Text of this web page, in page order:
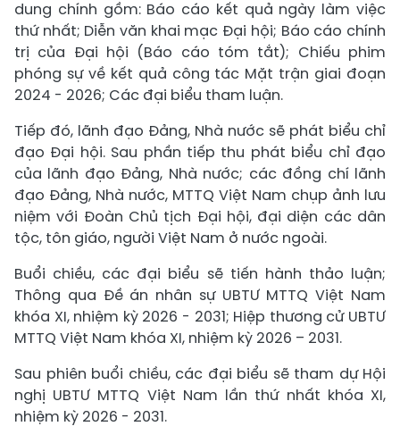
dung chính gồm: Báo cáo kết quả ngày làm việc
thứ nhất; Diễn văn khai mạc Đại hội; Báo cáo chính
trị của Đại hội (Báo cáo tóm tắt); Chiếu phim
phóng sự về kết quả công tác Mặt trận giai đoạn
2024 - 2026; Các đại biểu tham luận.
Tiếp đó, lãnh đạo Đảng, Nhà nước sẽ phát biểu chỉ
đạo Đại hội. Sau phần tiếp thu phát biểu chỉ đạo
của lãnh đạo Đảng, Nhà nước; các đồng chí lãnh
đạo Đảng, Nhà nước, MTTQ Việt Nam chụp ảnh lưu
niệm với Đoàn Chủ tịch Đại hội, đại diện các dân
tộc, tôn giáo, người Việt Nam ở nước ngoài.
Buổi chiều, các đại biểu sẽ tiến hành thảo luận;
Thông qua Đề án nhân sự UBTƯ MTTQ Việt Nam
khóa XI, nhiệm kỳ 2026 - 2031; Hiệp thương cử UBTƯ
MTTQ Việt Nam khóa XI, nhiệm kỳ 2026 – 2031.
Sau phiên buổi chiều, các đại biểu sẽ tham dự Hội
nghị UBTƯ MTTQ Việt Nam lần thứ nhất khóa XI,
nhiệm kỳ 2026 - 2031.